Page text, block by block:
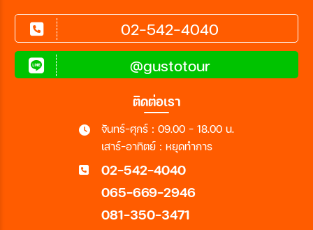
02-542-4040
@gustotour
ติดต่อเรา
จันทร์-ศุกร์ : 09.00 - 18.00 น.
เสาร์-อาทิตย์ : หยุดทำการ
02-542-4040
065-669-2946
081-350-3471